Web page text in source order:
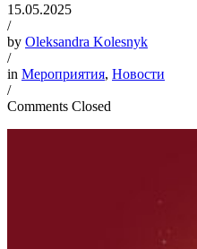
15.05.2025
/
by Oleksandra Kolesnyk
/
in Мероприятия, Новости
/
Comments Closed